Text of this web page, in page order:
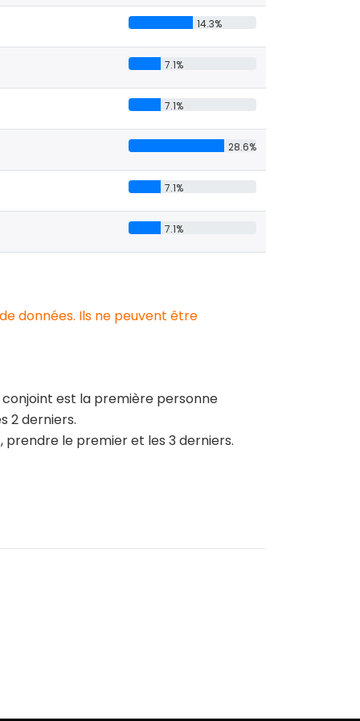
14.3%
7.1%
7.1%
28.6%
7.1%
7.1%
données. Ils ne peuvent être
est la première personne
2 derniers.
prendre le premier et les 3 derniers.